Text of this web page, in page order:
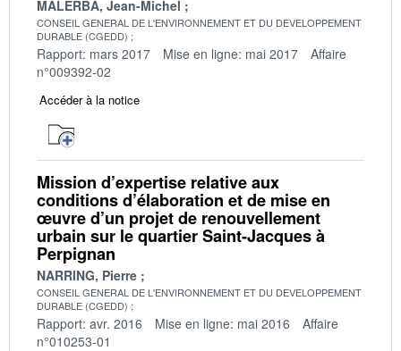
MALERBA, Jean-Michel
CONSEIL GENERAL DE L'ENVIRONNEMENT ET DU DEVELOPPEMENT
DURABLE (CGEDD)
Rapport: mars 2017 Mise en ligne: mai 2017
Affaire
n°009392-02
Accéder à la notice
Mission d’expertise relative aux
conditions d’élaboration et de mise en
œuvre d’un projet de renouvellement
urbain sur le quartier Saint-Jacques à
Perpignan
NARRING, Pierre
CONSEIL GENERAL DE L'ENVIRONNEMENT ET DU DEVELOPPEMENT
DURABLE (CGEDD)
Rapport: avr. 2016 Mise en ligne: mai 2016
Affaire
n°010253-01